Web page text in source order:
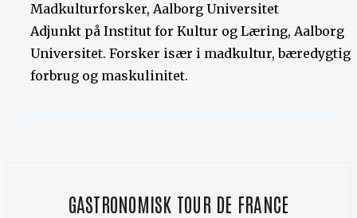
Madkulturforsker, Aalborg Universitet
Adjunkt på Institut for Kultur og Læring, Aalborg
Universitet. Forsker især i madkultur, bæredygtigt
forbrug og maskulinitet.
GASTRONOMISK TOUR DE FRANCE